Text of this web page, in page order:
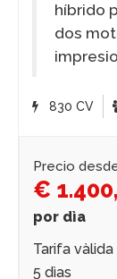
híbrido
dos
830 CV
Precio
€
por dìa
Tarifa
5 dìas